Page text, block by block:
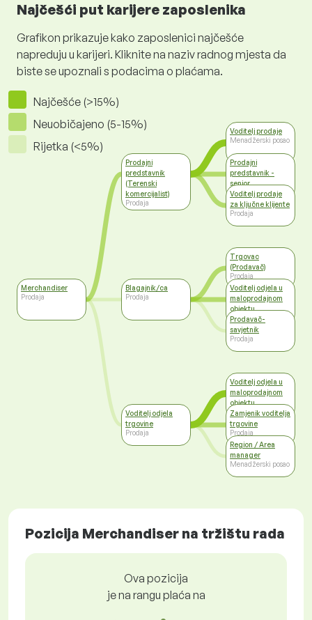
Najčešći put karijere zaposlenika
Grafikon prikazuje kako zaposlenici najčešće
napreduju u karijeri. Kliknite na naziv radnog mjesta da
biste se upoznali s podacima o plaćama.
Najčešće (>15%)
Neuobičajeno (5-15%)
Rijetka (<5%)
Merchandiser
Prodaja
Prodajni
predstavnik
(Terenski
komercijalist)
Prodaja
Blagajnik/ca
Prodaja
Voditelj odjela
trgovine
Prodaja
Voditelj prodaje
Menadžerski posao
Prodajni
predstavnik -
senior
Prodaja
Voditelj prodaje
za ključne klijente
Prodaja
Trgovac
(Prodavač)
Prodaja
Voditelj odjela u
maloprodajnom
objektu
Prodaja
Prodavač-
savjetnik
Prodaja
Voditelj odjela u
maloprodajnom
objektu
Prodaja
Zamjenik voditelja
trgovine
Prodaja
Region / Area
manager
Menadžerski posao
Pozicija Merchandiser na tržištu rada
Ova pozicija
je na rangu plaća na